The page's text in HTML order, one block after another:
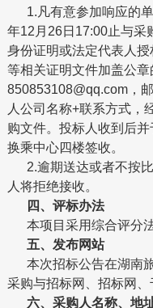
1.凡有意参加响应的
年12月26日17:00止与采
身份证明或法定代表人
等相关证明文件加盖公章
850853108@qq.com，
人公司名称+联系方式，
购文件。投标人收到后
换乘中心四楼签收。
2.逾期送达或者不按
人将拒绝接收。
四、评标办法
本项目采用综合评分法
五、发布网站
本次招标公告在湖南
采购与招标网、招标网、
六、采购人名称、地